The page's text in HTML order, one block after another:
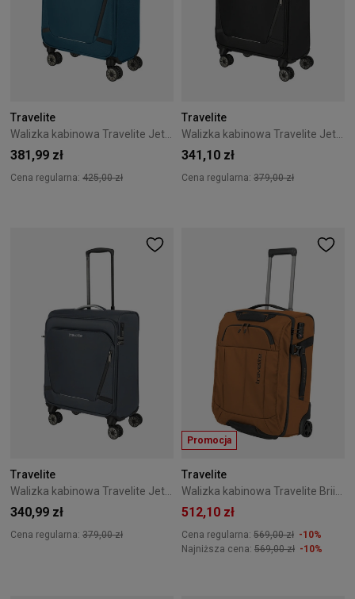
Travelite
381,99 zł
Cena regularna: 425,00 zł
Travelite
341,10 zł
Cena regularna: 379,00 zł
Travelite
Walizka kabinowa Travelite Jetpack Max 55 cm Anthracite
340,99 zł
Cena regularna: 379,00 zł
Promocja
Travelite
Walizka kabinowa Travelite Briize 55 cm Curry
512,10 zł
Cena regularna: 569,00 zł -10%
Najniższa cena: 569,00 zł -10%